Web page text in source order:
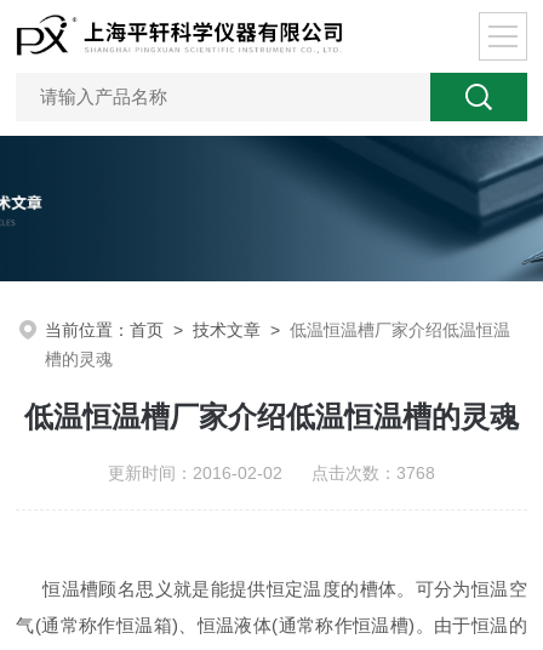
当前位置：首页 >技术文章 >低温恒温槽厂家介绍低温恒温
槽的灵魂
低温恒温槽厂家介绍低温恒温槽的灵魂
更新时间：2016-02-02 点击次数：3768
恒温槽顾名思义就是能提供恒定温度的槽体。可分为恒温空
气(通常称作恒温箱)、恒温液体(通常称作恒温槽)。由于恒温的